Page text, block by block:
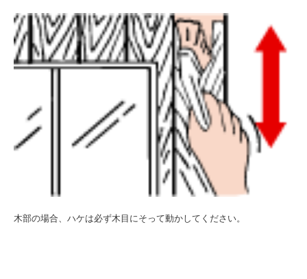
木部の場合、ハケは必ず木目にそって動かしてください。